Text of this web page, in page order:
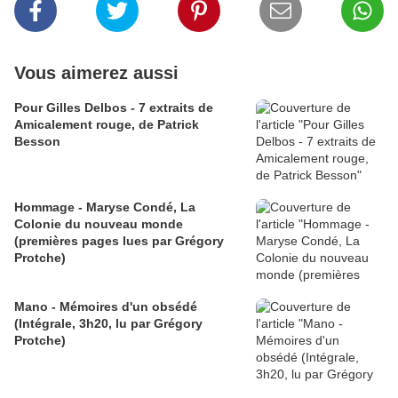
Vous aimerez aussi
Pour Gilles Delbos - 7 extraits de
Amicalement rouge, de Patrick
Besson
Hommage - Maryse Condé, La
Colonie du nouveau monde
(premières pages lues par Grégory
Protche)
Mano - Mémoires d'un obsédé
(Intégrale, 3h20, lu par Grégory
Protche)